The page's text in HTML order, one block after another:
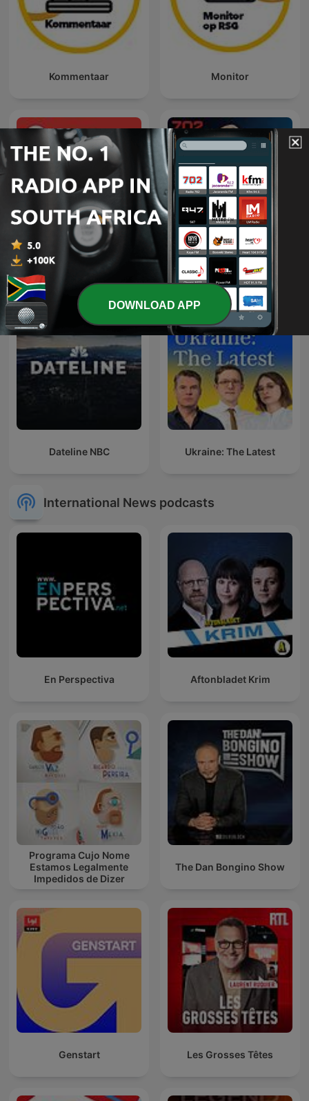
Kommentaar Monitor
Economist Podcasts
Afternoons with
Relebogile Mabotja
Dateline NBC Ukraine: The Latest
International News podcasts
En Perspectiva Aftonbladet Krim
Programa Cujo Nome
Estamos Legalmente
Impedidos de Dizer
The Dan Bongino Show
Genstart Les Grosses Têtes
DOWNLOAD APP